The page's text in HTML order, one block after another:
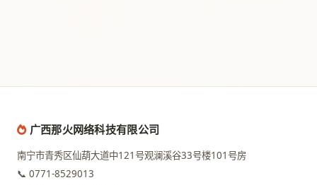
广西那火网络科技有限公司
南宁市青秀区仙葫大道中121号观澜溪谷33号楼101号房
📞 0771-8529013